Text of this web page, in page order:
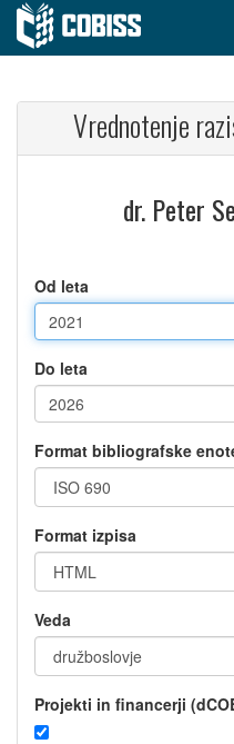
Vrednotenje
dr. Peter
Od leta
Do leta
Format bibliografske
Format izpisa
Veda
Projekti in financerji